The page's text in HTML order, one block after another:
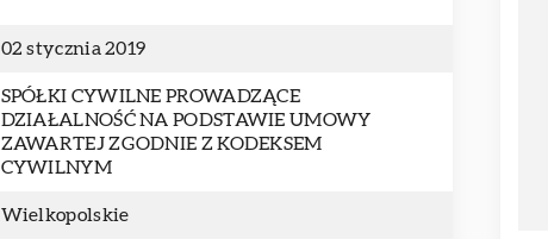
02 stycznia 2019
SPÓŁKI CYWILNE PROWADZĄCE
DZIAŁALNOŚĆ NA PODSTAWIE UMOWY
ZAWARTEJ ZGODNIE Z KODEKSEM
CYWILNYM
Wielkopolskie